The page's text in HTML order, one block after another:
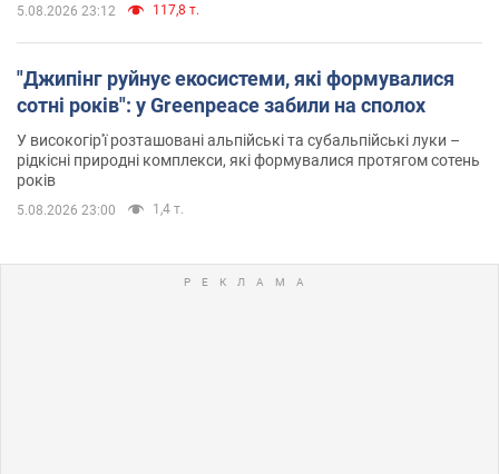
5.08.2026 23:12 117,8 т.
"Джипінг руйнує екосистеми, які формувалися
сотні років": у Greenpeace забили на сполох
У високогір'ї розташовані альпійські та субальпійські луки –
рідкісні природні комплекси, які формувалися протягом сотень
років
5.08.2026 23:00 1,4 т.